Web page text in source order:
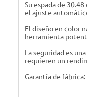
Su espada de
el ajuste
El diseño en color
herramienta
La seguridad es
requieren un
Garantía de fábrica: